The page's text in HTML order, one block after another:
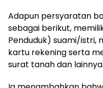
Adapun persyaratan
sebagai berikut,
Penduduk) suami/istri,
kartu rekening serta
surat tanah dan lainnya.